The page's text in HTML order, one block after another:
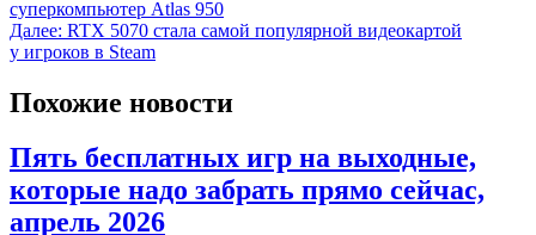
суперкомпьютер Atlas 950
Далее: RTX 5070 стала самой популярной видеокартой
у игроков в Steam
Похожие новости
Пять бесплатных игр на выходные,
которые надо забрать прямо сейчас,
апрель 2026